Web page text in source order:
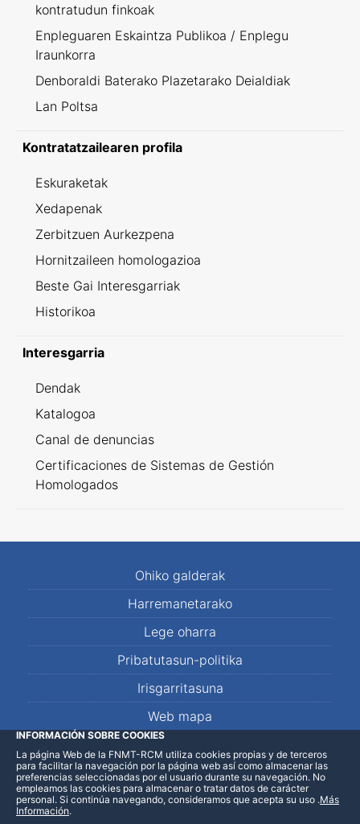
kontratudun finkoak
Enpleguaren Eskaintza Publikoa / Enplegu
Iraunkorra
Denboraldi Baterako Plazetarako Deialdiak
Lan Poltsa
Kontratatzailearen profila
Eskuraketak
Xedapenak
Zerbitzuen Aurkezpena
Hornitzaileen homologazioa
Beste Gai Interesgarriak
Historikoa
Interesgarria
Dendak
Katalogoa
Canal de denuncias
Certificaciones de Sistemas de Gestión
Homologados
Ohiko galderak
Harremanetarako
Lege oharra
Pribatutasun-politika
Irisgarritasuna
Web mapa
LinkedInFacebookWhatsApp
INFORMACIÓN SOBRE COOKIES
La página Web de la FNMT-RCM utiliza cookies propias y de terceros
para facilitar la navegación por la página web así como almacenar las
preferencias seleccionadas por el usuario durante su navegación. No
empleamos las cookies para almacenar o tratar datos de carácter
personal. Si continúa navegando, consideramos que acepta su uso .Más
Información.